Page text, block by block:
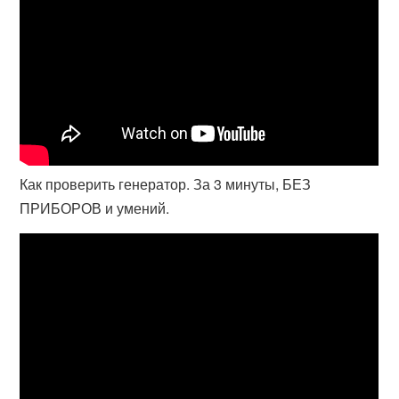
Как проверить генератор. За 3 минуты, БЕЗ
ПРИБОРОВ и умений.